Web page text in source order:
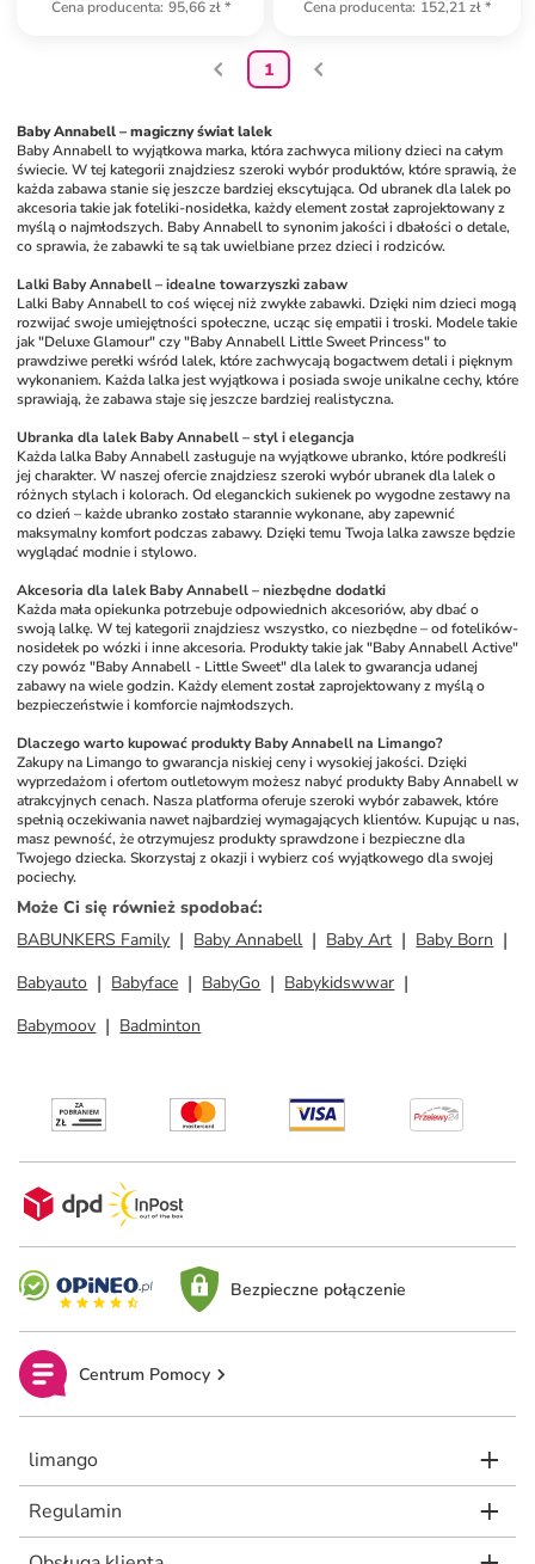
Cena producenta: 95,66 zł* Cena producenta: 152,21 zł*
1
Baby Annabell – magiczny świat lalek
Baby Annabell to wyjątkowa marka, która zachwyca miliony dzieci na całym
świecie. W tej kategorii znajdziesz szeroki wybór produktów, które sprawią, że
każda zabawa stanie się jeszcze bardziej ekscytująca. Od ubranek dla lalek po
akcesoria takie jak foteliki-nosidełka, każdy element został zaprojektowany z
myślą o najmłodszych. Baby Annabell to synonim jakości i dbałości o detale,
co sprawia, że zabawki te są tak uwielbiane przez dzieci i rodziców.
Lalki Baby Annabell – idealne towarzyszki zabaw
Lalki Baby Annabell to coś więcej niż zwykłe zabawki. Dzięki nim dzieci mogą
rozwijać swoje umiejętności społeczne, ucząc się empatii i troski. Modele takie
jak "Deluxe Glamour" czy "Baby Annabell Little Sweet Princess" to
prawdziwe perełki wśród lalek, które zachwycają bogactwem detali i pięknym
wykonaniem. Każda lalka jest wyjątkowa i posiada swoje unikalne cechy, które
sprawiają, że zabawa staje się jeszcze bardziej realistyczna.
Ubranka dla lalek Baby Annabell – styl i elegancja
Każda lalka Baby Annabell zasługuje na wyjątkowe ubranko, które podkreśli
jej charakter. W naszej ofercie znajdziesz szeroki wybór ubranek dla lalek o
różnych stylach i kolorach. Od eleganckich sukienek po wygodne zestawy na
co dzień – każde ubranko zostało starannie wykonane, aby zapewnić
maksymalny komfort podczas zabawy. Dzięki temu Twoja lalka zawsze będzie
wyglądać modnie i stylowo.
Akcesoria dla lalek Baby Annabell – niezbędne dodatki
Każda mała opiekunka potrzebuje odpowiednich akcesoriów, aby dbać o
swoją lalkę. W tej kategorii znajdziesz wszystko, co niezbędne – od fotelików-
nosidełek po wózki i inne akcesoria. Produkty takie jak "Baby Annabell Active"
czy powóz "Baby Annabell - Little Sweet" dla lalek to gwarancja udanej
zabawy na wiele godzin. Każdy element został zaprojektowany z myślą o
bezpieczeństwie i komforcie najmłodszych.
Dlaczego warto kupować produkty Baby Annabell na Limango?
Zakupy na Limango to gwarancja niskiej ceny i wysokiej jakości. Dzięki
wyprzedażom i ofertom outletowym możesz nabyć produkty Baby Annabell w
atrakcyjnych cenach. Nasza platforma oferuje szeroki wybór zabawek, które
spełnią oczekiwania nawet najbardziej wymagających klientów. Kupując u nas,
masz pewność, że otrzymujesz produkty sprawdzone i bezpieczne dla
Twojego dziecka. Skorzystaj z okazji i wybierz coś wyjątkowego dla swojej
pociechy.
Może Ci się również spodobać:
BABUNKERS Family
Baby Annabell Baby Art
Baby Born
Babyauto
Babyface BabyGo
Babykidswwar
Babymoov
Badminton
Bezpieczne połączenie
Centrum Pomocy
limango
Regulamin